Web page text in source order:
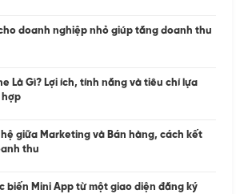
cho doanh nghiệp nhỏ giúp tăng doanh thu
Là Gì? Lợi ích, tính năng và tiêu chí lựa
hợp
hệ giữa Marketing và Bán hàng, cách kết
thu
biến Mini App từ một giao diện đăng ký